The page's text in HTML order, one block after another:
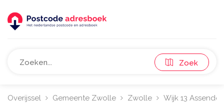
Zoek
Overijssel Gemeente Zwolle Zwolle Wijk 13